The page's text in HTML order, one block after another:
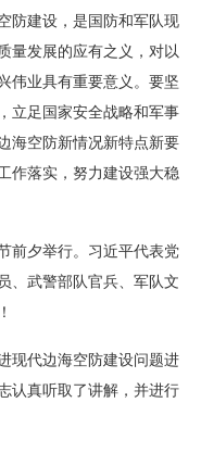
防建设，是国防和军队现
量发展的应有之义，对以
伟业具有重要意义。要坚
立足国家安全战略和军事
海空防新情况新特点新要
作落实，努力建设强大稳
夕举行。习近平代表党
、武警部队官兵、军队文
代边海空防建设问题进
认真听取了讲解，并进行